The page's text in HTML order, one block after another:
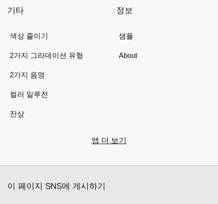
기타
색상 줄이기
2가지 그라데이션 유형
2가지 음영
컬러 일루전
잔상
정보
샘플
About
앱 더 보기
이 페이지 SNS에 게시하기